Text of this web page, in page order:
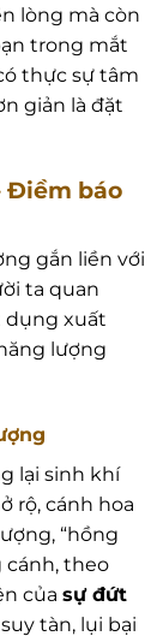
lòng mà còn
trong mắt
thực sự tâm
giản là đặt
Điềm báo
gắn liền với
ta quan
dụng xuất
lượng
lại sinh khí
rộ, cánh hoa
“hồng
cánh, theo
của sự đứt
tàn, lụi bại